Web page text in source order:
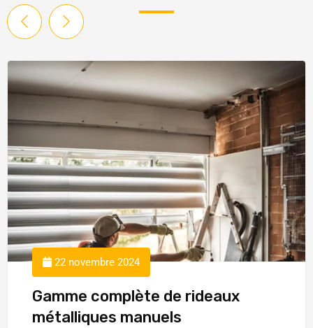
22 novembre 2024
Gamme complète de rideaux
métalliques manuels